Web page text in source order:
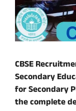
CBSE
Secondary
for Secondary
the complete